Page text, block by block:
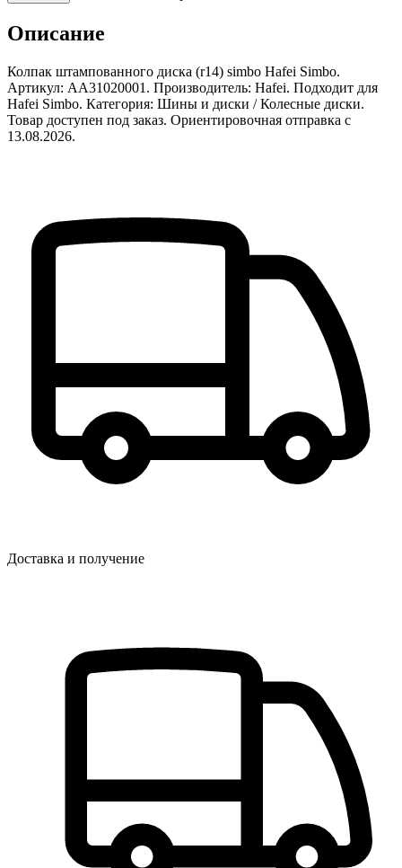
Описание
Колпак штампованного диска (r14) simbo Hafei Simbo.
Артикул: AA31020001. Производитель: Hafei. Подходит для
Hafei Simbo. Категория: Шины и диски / Колесные диски.
Товар доступен под заказ. Ориентировочная отправка с
13.08.2026.
Доставка и получение